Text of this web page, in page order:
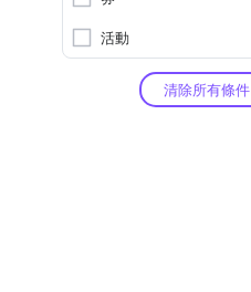
活動
清除所有條件